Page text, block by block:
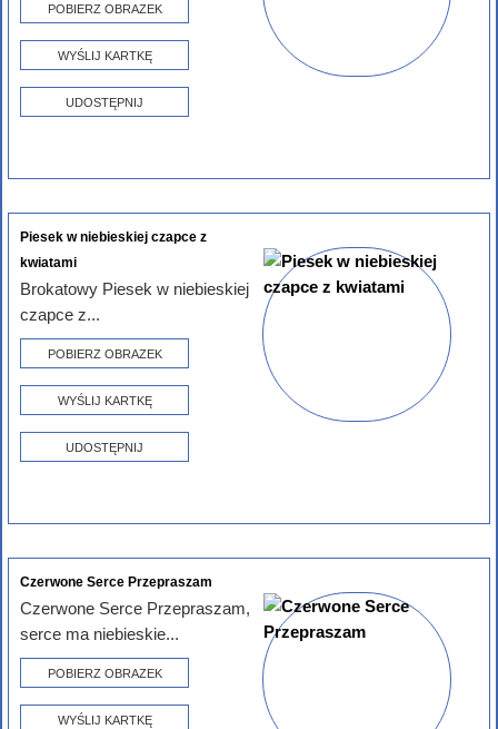
POBIERZ OBRAZEK
WYŚLIJ KARTKĘ
UDOSTĘPNIJ
Piesek w niebieskiej czapce z
kwiatami
Brokatowy Piesek w niebieskiej
czapce z...
POBIERZ OBRAZEK
WYŚLIJ KARTKĘ
UDOSTĘPNIJ
Czerwone Serce Przepraszam
Czerwone Serce Przepraszam,
serce ma niebieskie...
POBIERZ OBRAZEK
WYŚLIJ KARTKĘ